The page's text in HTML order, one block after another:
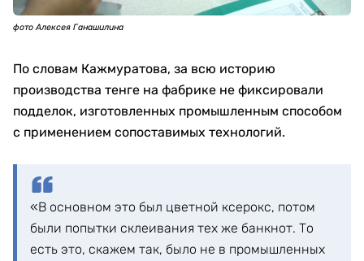
фото Алексея Ганашилина
По словам Кажмуратова, за всю историю
производства тенге на фабрике не фиксировали
подделок, изготовленных промышленным способом
с применением сопоставимых технологий.
«В основном это был цветной ксерокс, потом
были попытки склеивания тех же банкнот. То
есть это, скажем так, было не в промышленных